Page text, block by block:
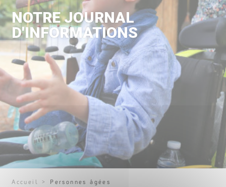
NOTRE JOURNAL
D'INFORMATIONS
Accueil > Personnes âgées